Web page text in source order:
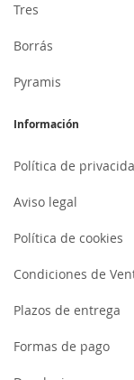
Tres
Borrás
Pyramis
Información
Política de
Aviso legal
Política de cookies
Condiciones de
Plazos de entrega
Formas de pago